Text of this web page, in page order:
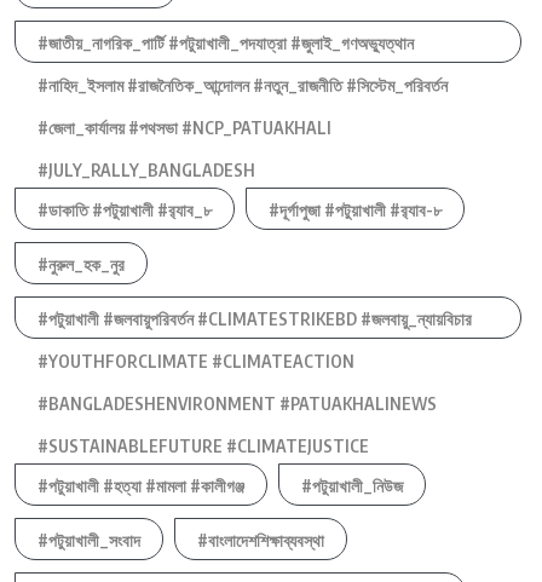
#জাতীয়_নাগরিক_পার্টি #পটুয়াখালী_পদযাত্রা #জুলাই_গণঅভ্যুত্থান
#নাহিদ_ইসলাম #রাজনৈতিক_আন্দোলন #নতুন_রাজনীতি #সিস্টেম_পরিবর্তন
#জেলা_কার্যালয় #পথসভা #NCP_PATUAKHALI
#JULY_RALLY_BANGLADESH
#ডাকাতি #পটুয়াখালী #র‍্যাব_৮
#দূর্গাপুজা #পটুয়াখালী #র‍্যাব-৮
#নুরুল_হক_নুর
#পটুয়াখালী #জলবায়ুপরিবর্তন #CLIMATESTRIKEBD #জলবায়ু_ন্যায়বিচার
#YOUTHFORCLIMATE #CLIMATEACTION
#BANGLADESHENVIRONMENT #PATUAKHALINEWS
#SUSTAINABLEFUTURE #CLIMATEJUSTICE
#পটুয়াখালী #হত্যা #মামলা #কালীগঞ্জ
#পটুয়াখালী_নিউজ
#পটুয়াখালী_সংবাদ #বাংলাদেশশিক্ষাব্যবস্থা